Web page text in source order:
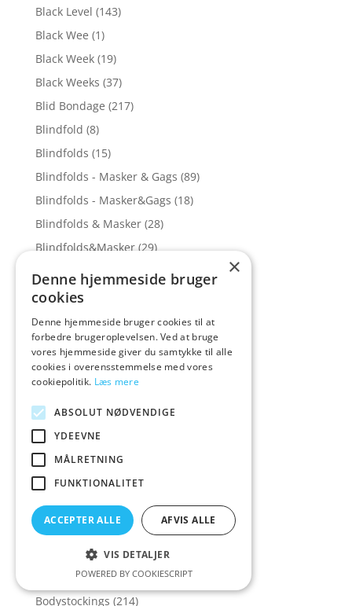
Black Level (143)
Black Wee (1)
Black Week (19)
Black Weeks (37)
Blid Bondage (217)
Blindfold (8)
Blindfolds (15)
Blindfolds - Masker & Gags (89)
Blindfolds - Masker&Gags (18)
Blindfolds & Masker (28)
Blindfolds&Masker (29)
BlitzBlank (1)
Blowjob maskiner
Blowjob Simulatorer (49)
Blød Di (1)
Blød Dild (1)
Blød Dildo (115)
Bløde dildoer (56)
Blue Line (4)
Body Extensions
Body Harness (29)
Body harnesses (17)
Bodyfun
Bodyglide (9)
Bodystocking (250)
Bodystockings (214)
×
Denne hjemmeside bruger
cookies
Denne hjemmeside bruger cookies til at
forbedre brugeroplevelsen. Ved at bruge
vores hjemmeside giver du samtykke til alle
cookies i overensstemmelse med vores
cookiepolitik. Læs mere
ABSOLUT NØDVENDIGE
YDEEVNE
MÅLRETNING
FUNKTIONALITET
ACCEPTER ALLE AFVIS ALLE
VIS DETALJER
POWERED BY COOKIESCRIPT